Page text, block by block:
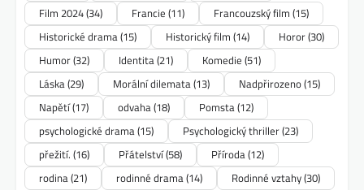
Film 2024(34) Francie (11) Francouzský film (15)
Historické drama(15) Historický film (14) Horor(30)
Humor(32) Identita(21) Komedie (51)
Láska(29) Morální dilemata(13) Nadpřirozeno(15)
Napětí(17) odvaha(18) Pomsta(12)
psychologické drama(15) Psychologický thriller(23)
přežití. (16) Přátelství(58) Příroda(12)
rodina(21) rodinné drama(14) Rodinné vztahy(30)